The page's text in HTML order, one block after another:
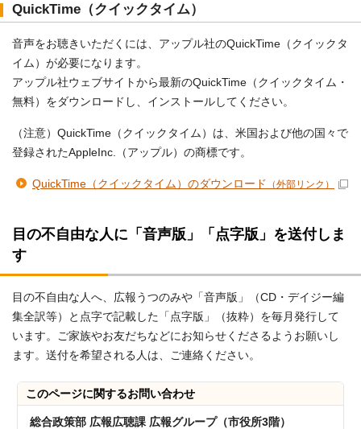
QuickTime（クイックタイム）
音声をお聴きいただくには、アップル社のQuickTime（クイックタ
イム）が必要になります。
アップル社ウェブサイトから最新のQuickTime（クイックタイム・
無料）をダウンロードし、インストールしてください。
（注意）QuickTime（クイックタイム）は、米国および他の国々で
登録されたAppleInc.（アップル）の商標です。
QuickTime（クイックタイム）のダウンロード （外部リンク）
目の不自由な人に「音声版」「点字版」を送付しま
す
目の不自由な人へ、広報うつのみや「音声版」（CD・デイジー編
集全訳等）と点字で記載した「点字版」（抜粋）を毎月発行して
います。ご家族やお友だちなどにお知らせくださるようお願いし
ます。送付を希望される人は、ご連絡ください。
このページに関するお問い合わせ
総合政策部 広報広聴課 広報グループ（市役所3階）